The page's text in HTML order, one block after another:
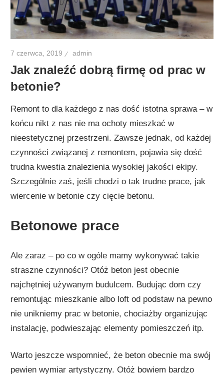
7 czerwca, 2019 admin
Jak znaleźć dobrą firmę od prac w
betonie?
Remont to dla każdego z nas dość istotna sprawa – w
końcu nikt z nas nie ma ochoty mieszkać w
nieestetycznej przestrzeni. Zawsze jednak, od każdej
czynności związanej z remontem, pojawia się dość
trudna kwestia znalezienia wysokiej jakości ekipy.
Szczególnie zaś, jeśli chodzi o tak trudne prace, jak
wiercenie w betonie czy cięcie betonu.
Betonowe prace
Ale zaraz – po co w ogóle mamy wykonywać takie
straszne czynności? Otóż beton jest obecnie
najchętniej używanym budulcem. Budując dom czy
remontując mieszkanie albo loft od podstaw na pewno
nie unikniemy prac w betonie, chociażby organizując
instalację, podwieszając elementy pomieszczeń itp.
Warto jeszcze wspomnieć, że beton obecnie ma swój
pewien wymiar artystyczny. Otóż bowiem bardzo